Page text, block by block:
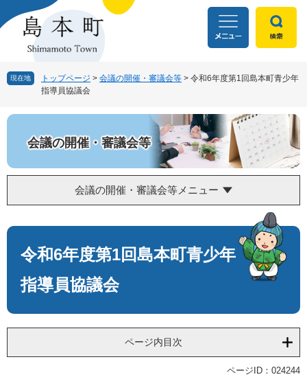
ー
。
ニ
て
へ
現在地 トップページ > 会議の開催・審議会等 > 令和6年度第1回島本町青少年
指導員協議会
会議の開催・審議会等
会議の開催・審議会等メニュー
文
令和6年度第1回島本町青少年
指導員協議会
ページ内目次
ページID：024244